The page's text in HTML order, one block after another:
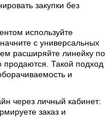
закупки без
используйте
с универсальных
расширяйте линейку по
продаются. Такой подход
и
через личный кабинет:
заказ и